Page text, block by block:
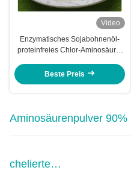
Video
Enzymatisches Sojabohnenöl-
proteinfreies Chlor-Aminosäure-
Beste Preis
Aminosäurenpulver 90%
chelierte